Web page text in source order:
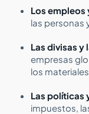
Los empleos
las personas
Las divisas y
empresas
los
Las políticas
impuestos,